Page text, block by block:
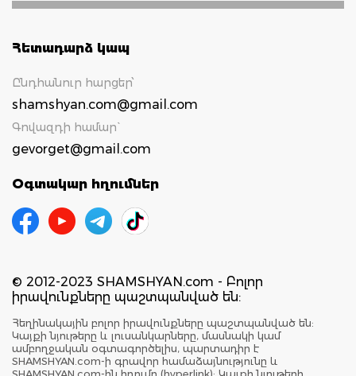
Հետադարձ կապ
Ընդհանուր հարցեր՝
shamshyan.com@gmail.com
Գովազդի համար`
gevorget@gmail.com
Օգտակար հղումներ
© 2012-2023 SHAMSHYAN.com - Բոլոր
իրավունքները պաշտպանված են:
Հեղինակային բոլոր իրավունքները պաշտպանված են:
Կայքի նյութերը և լուսանկարները, մասնակի կամ
ամբողջական օգտագործելիս, պարտադիր է
SHAMSHYAN.com-ի գրավոր համաձայնությունը և
SHAMSHYAN.com-ին հղումը (hyperlink): Կայքի նյութերի